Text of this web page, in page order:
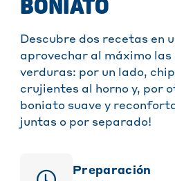
BONIATO
Descubre dos recetas en
aprovechar al máximo las
verduras: por un lado,
crujientes al horno y, por
boniato suave y
juntas o por separado!
Preparación